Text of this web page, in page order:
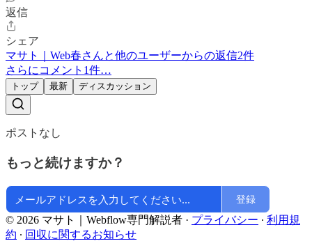
返信
シェア
マサト｜Web春さんと他のユーザーからの返信2件
さらにコメント1件…
トップ 最新 ディスカッション
ポストなし
もっと続けますか？
登録
© 2026 マサト｜Webflow専門解説者 · プライバシー ∙ 利用規
約 ∙ 回収に関するお知らせ